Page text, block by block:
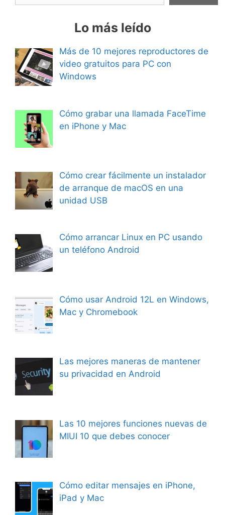
Lo más leído
Más de 10 mejores reproductores de
video gratuitos para PC con
Windows
Cómo grabar una llamada FaceTime
en iPhone y Mac
Cómo crear fácilmente un instalador
de arranque de macOS en una
unidad USB
Cómo arrancar Linux en PC usando
un teléfono Android
Cómo usar Android 12L en Windows,
Mac y Chromebook
Las mejores maneras de mantener
su privacidad en Android
Las 10 mejores funciones nuevas de
MIUI 10 que debes conocer
Cómo editar mensajes en iPhone,
iPad y Mac